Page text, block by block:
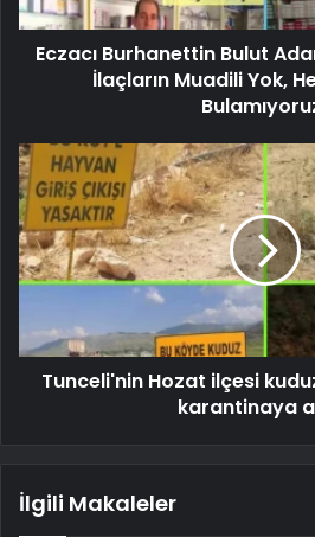
Eczacı Burhanettin Bulut
İlaçların Muadili Yok,
Tunceli'nin Hozat ilçesi
karantinaya
İlgili Makaleler